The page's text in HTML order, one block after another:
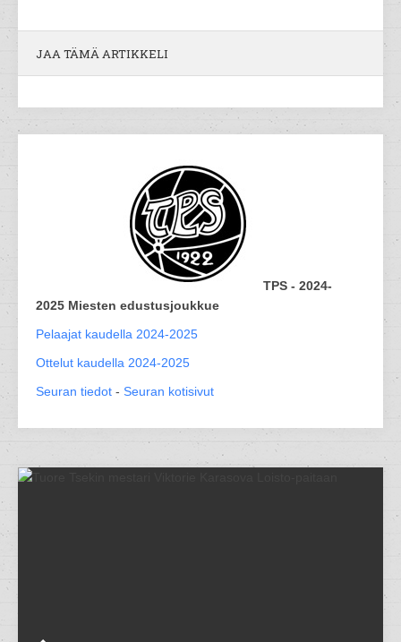
JAA TÄMÄ ARTIKKELI
TPS - 2024-
2025 Miesten edustusjoukkue
Pelaajat kaudella 2024-2025
Ottelut kaudella 2024-2025
Seuran tiedot - Seuran kotisivut